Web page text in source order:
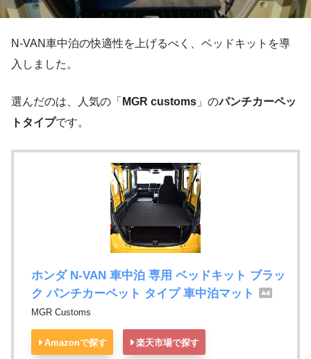
N-VAN車中泊の快適性を上げるべく、ベッドキットを導
入しました。
選んだのは、人気の「 MGR customs 」のパンチカーペッ
トタイプです。
ホンダ N-VAN 車中泊 専用 ベッドキット ブラッ
ク パンチカーペット タイプ 車中泊マット
MGR Customs
Amazonで探す 楽天市場で探す